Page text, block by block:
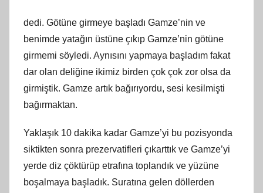
dedi. Götüne girmeye başladı Gamze’nin ve
benimde yatağın üstüne çıkıp Gamze’nin götüne
girmemi söyledi. Aynısını yapmaya başladım fakat
dar olan deliğine ikimiz birden çok çok zor olsa da
girmiştik. Gamze artık bağırıyordu, sesi kesilmişti
bağırmaktan.
Yaklaşık 10 dakika kadar Gamze’yi bu pozisyonda
siktikten sonra prezervatifleri çıkarttık ve Gamze’yi
yerde diz çöktürüp etrafına toplandık ve yüzüne
boşalmaya başladık. Suratına gelen döllerden